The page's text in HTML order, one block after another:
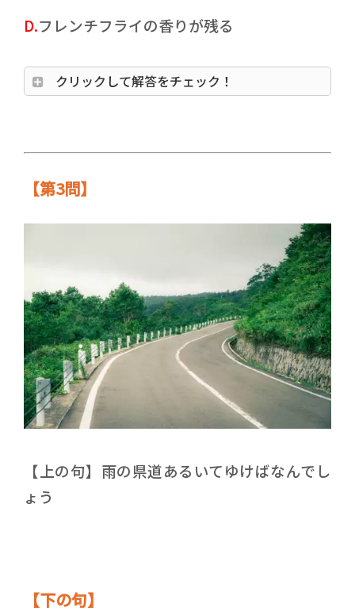
D.フレンチフライの香りが残る
クリックして解答をチェック！
【第3問】
【上の句】雨の県道あるいてゆけばなんでし
ょう
【下の句】